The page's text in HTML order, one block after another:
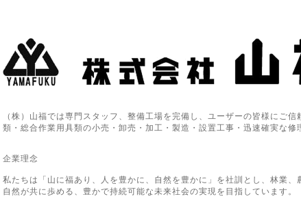
（株）山福では専門スタッフ、整備工場を完備し、ユーザーの皆様にご
類・総合作業用具類の小売・卸売・加工・製造・設置工事・迅速確実な修
企業理念
私たちは「山に福あり、人を豊かに、自然を豊かに」を社訓とし、林業
自然が共に歩める、豊かで持続可能な未来社会の実現を目指しています。